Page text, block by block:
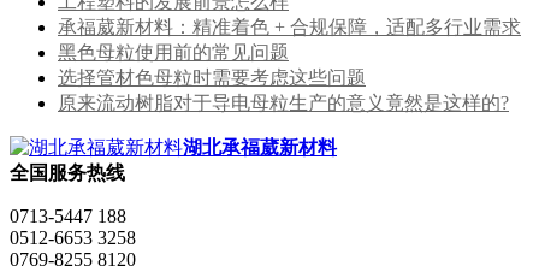
承福葳新材料：精准着色 + 合规保障，适配多行业需求
黑色母粒使用前的常见问题
选择管材色母粒时需要考虑这些问题
原来流动树脂对于导电母粒生产的意义竟然是这样的?
湖北承福葳新材料
全国服务热线
0713-5447 188
0512-6653 3258
0769-8255 8120